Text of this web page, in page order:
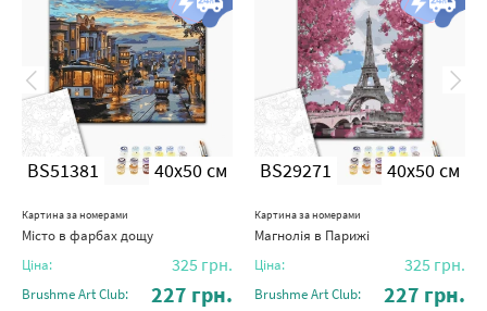
BS51381 40x50 см
Картина за номерами
Місто в фарбах дощу
Ціна: 325 грн.
Brushme Art Club: 227 грн.
BS29271 40x50 см
Картина за номерами
Магнолія в Парижі
Ціна: 325 грн.
Brushme Art Club: 227 грн.